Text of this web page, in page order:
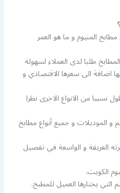
المنيوم و ما هو العمر
طلبا لدى العملاء لسهولة
اضافة الى سعرها الاقتصادي و
نسبيا من الانواع الاخرى نظرا
و الموديلات و جميع أنواع مطابخ
العريقة و الواسعة في تفصيل
الكويت.
التي يختارها العميل للمطبخ.